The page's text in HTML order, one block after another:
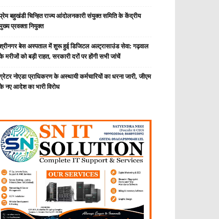
बहुखंडी चिन्हित राज्य आंदोलनकारी संयुक्त समिति के केंद्रीय
प्रवक्ता नियुक्त
बेस अस्पताल में शुरू हुई डिजिटल अल्ट्रासाउंड सेवा: गढ़वाल
मरीजों को बड़ी राहत, सरकारी दरों पर होंगी सभी जांचें
नोएडा प्राधिकरण के अस्थायी कर्मचारियों का धरना जारी, जीएम
नए आदेश का भारी विरोध